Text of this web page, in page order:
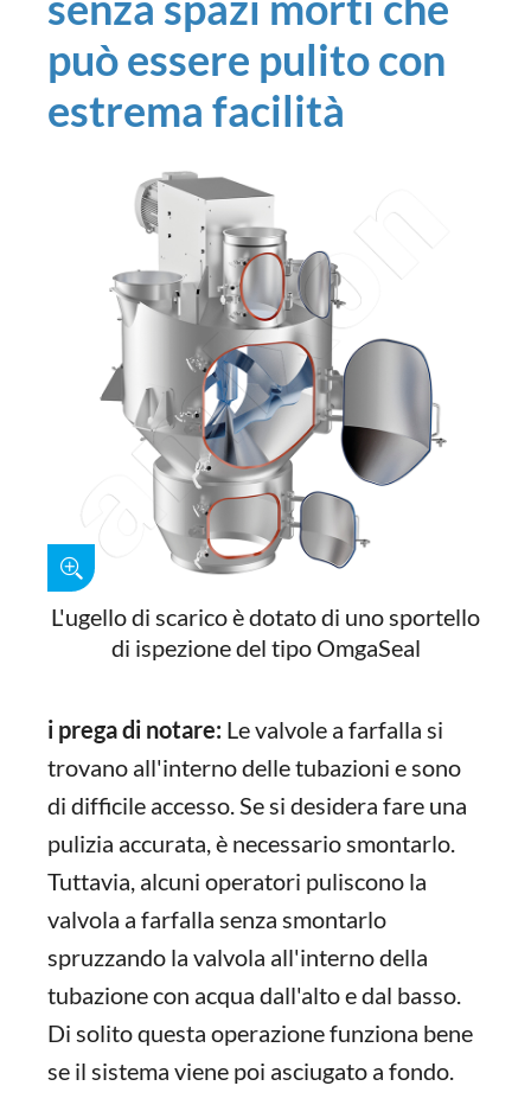
può essere pulito con
estrema facilità
L'ugello di scarico è dotato di uno sportello
di ispezione del tipo OmgaSeal
i prega di notare: Le valvole a farfalla si
trovano all'interno delle tubazioni e sono
di difficile accesso. Se si desidera fare una
pulizia accurata, è necessario smontarlo.
Tuttavia, alcuni operatori puliscono la
valvola a farfalla senza smontarlo
spruzzando la valvola all'interno della
tubazione con acqua dall'alto e dal basso.
Di solito questa operazione funziona bene
se il sistema viene poi asciugato a fondo.